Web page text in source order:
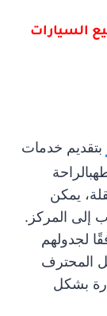
السيارات
بتقديم خدمات
يمكن
إلى المركز.
لجدولهم
المحترف
بشكل